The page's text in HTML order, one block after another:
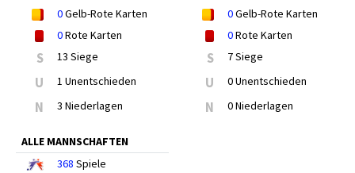
0Gelb-Rote Karten
0Rote Karten
S 13 Siege
U 1 Unentschieden
N 3 Niederlagen
0Gelb-Rote Karten
0Rote Karten
S 7 Siege
U 0 Unentschieden
N 0 Niederlagen
ALLE MANNSCHAFTEN
368 Spiele